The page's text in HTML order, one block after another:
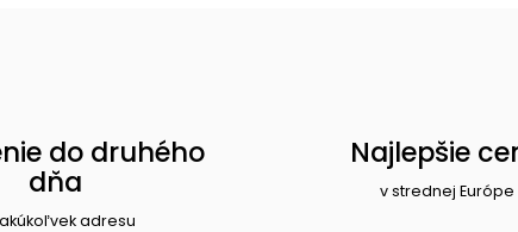
do druhého
dňa
adresu
Najlepšie
v strednej Európe